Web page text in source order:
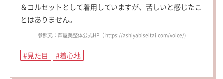
＆コルセットとして着用していますが、苦しいと感じたこ
とはありません。
参照元：芦屋美整体公式HP（ https://ashiyabiseitai.com/voice/)
#見た目 #着心地